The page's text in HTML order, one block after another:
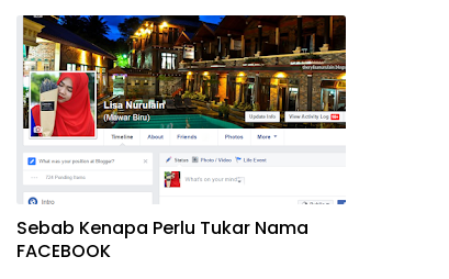
Sebab Kenapa Perlu Tukar Nama
FACEBOOK